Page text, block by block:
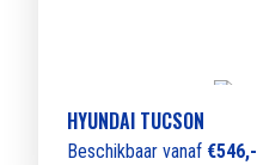
HYUNDAI TUCSON
Beschikbaar vanaf €546,-